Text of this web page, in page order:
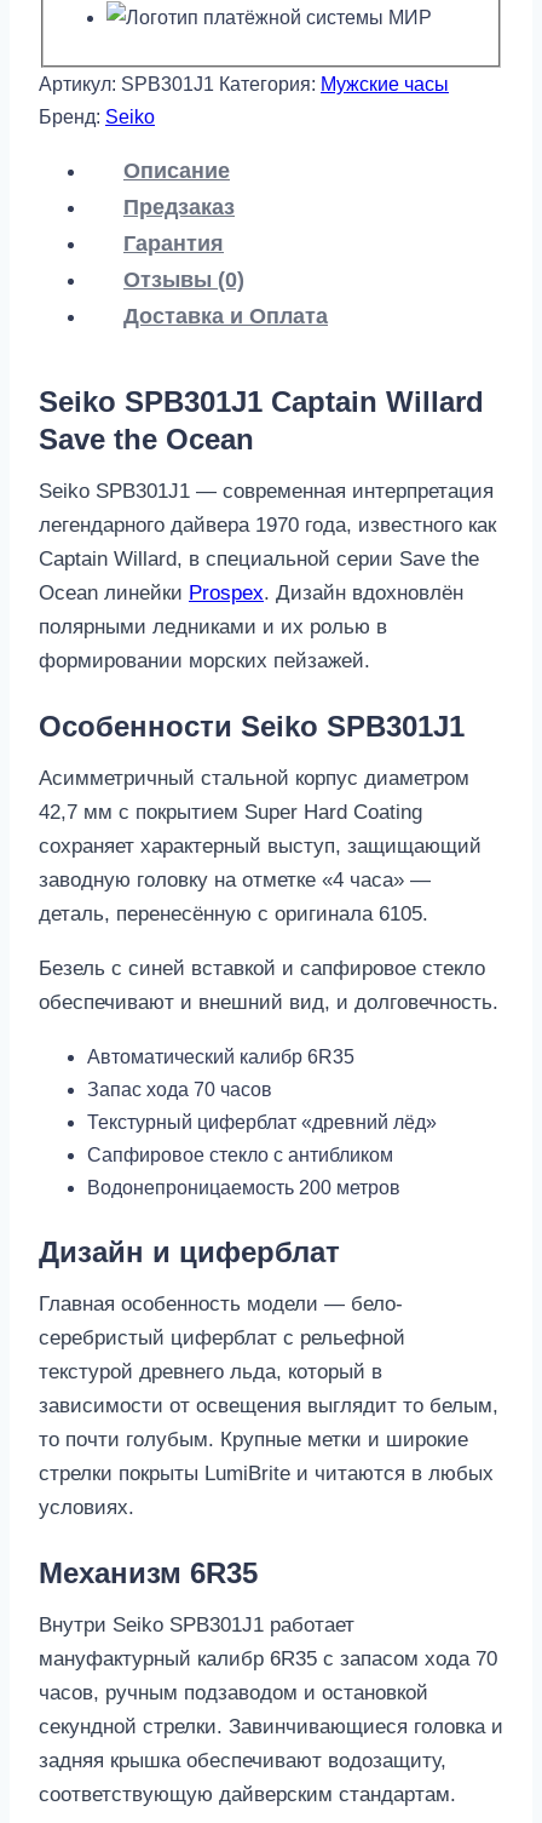
Артикул: SPB301J1 Категория: Мужские часы
Бренд: Seiko
Описание
Предзаказ
Гарантия
Отзывы (0)
Доставка и Оплата
Seiko SPB301J1 Captain Willard
Save the Ocean
Seiko SPB301J1 — современная интерпретация
легендарного дайвера 1970 года, известного как
Captain Willard, в специальной серии Save the
Ocean линейки Prospex. Дизайн вдохновлён
полярными ледниками и их ролью в
формировании морских пейзажей.
Особенности Seiko SPB301J1
Асимметричный стальной корпус диаметром
42,7 мм с покрытием Super Hard Coating
сохраняет характерный выступ, защищающий
заводную головку на отметке «4 часа» —
деталь, перенесённую с оригинала 6105.
Безель с синей вставкой и сапфировое стекло
обеспечивают и внешний вид, и долговечность.
Автоматический калибр 6R35
Запас хода 70 часов
Текстурный циферблат «древний лёд»
Сапфировое стекло с антибликом
Водонепроницаемость 200 метров
Дизайн и циферблат
Главная особенность модели — бело-
серебристый циферблат с рельефной
текстурой древнего льда, который в
зависимости от освещения выглядит то белым,
то почти голубым. Крупные метки и широкие
стрелки покрыты LumiBrite и читаются в любых
условиях.
Механизм 6R35
Внутри Seiko SPB301J1 работает
мануфактурный калибр 6R35 с запасом хода 70
часов, ручным подзаводом и остановкой
секундной стрелки. Завинчивающиеся головка и
задняя крышка обеспечивают водозащиту,
соответствующую дайверским стандартам.